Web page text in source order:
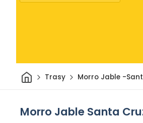
DomTrasy Morro Jable -
Morro Jable Santa